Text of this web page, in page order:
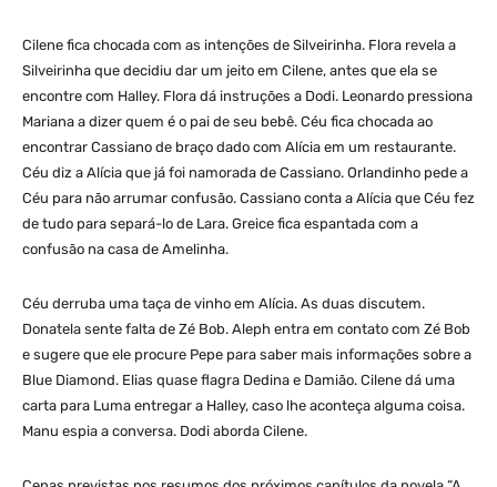
Cilene fica chocada com as intenções de Silveirinha. Flora revela a
Silveirinha que decidiu dar um jeito em Cilene, antes que ela se
encontre com Halley. Flora dá instruções a Dodi. Leonardo pressiona
Mariana a dizer quem é o pai de seu bebê. Céu fica chocada ao
encontrar Cassiano de braço dado com Alícia em um restaurante.
Céu diz a Alícia que já foi namorada de Cassiano. Orlandinho pede a
Céu para não arrumar confusão. Cassiano conta a Alícia que Céu fez
de tudo para separá-lo de Lara. Greice fica espantada com a
confusão na casa de Amelinha.
Céu derruba uma taça de vinho em Alícia. As duas discutem.
Donatela sente falta de Zé Bob. Aleph entra em contato com Zé Bob
e sugere que ele procure Pepe para saber mais informações sobre a
Blue Diamond. Elias quase flagra Dedina e Damião. Cilene dá uma
carta para Luma entregar a Halley, caso lhe aconteça alguma coisa.
Manu espia a conversa. Dodi aborda Cilene.